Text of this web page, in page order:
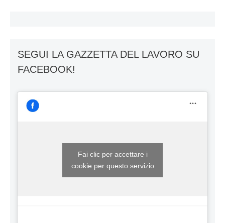
SEGUI LA GAZZETTA DEL LAVORO SU
FACEBOOK!
Fai clic per accettare i
cookie per questo servizio